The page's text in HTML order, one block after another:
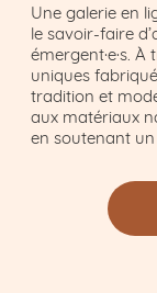
Une galerie en
le savoir-faire
émergent·e·s.
uniques
tradition et
aux matériaux
en soutenant